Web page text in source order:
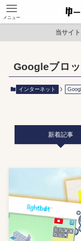
メニュー
当サイ
Googleブロ
インターネット
新着記事